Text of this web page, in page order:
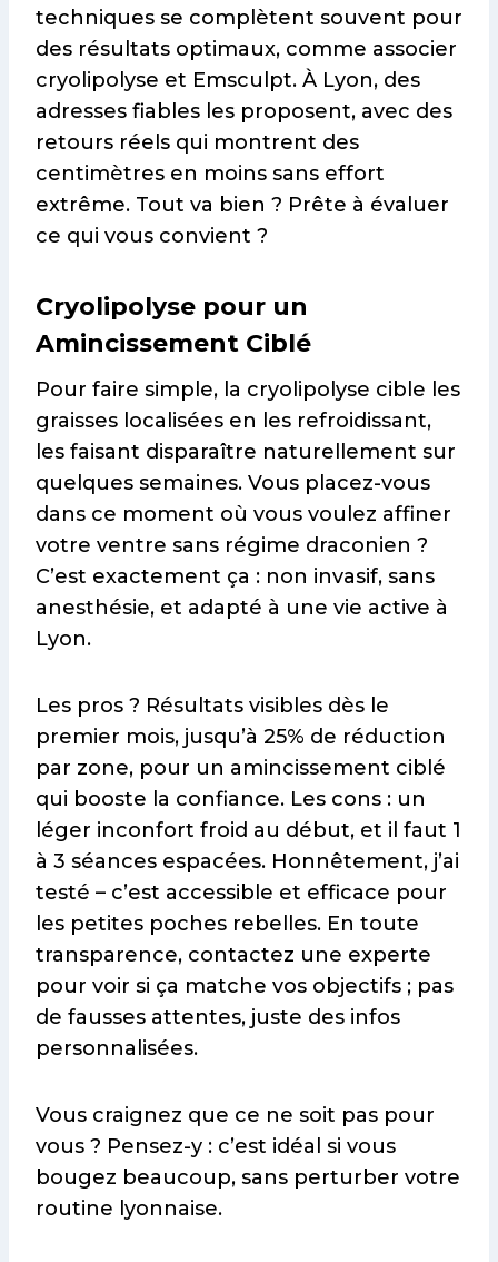
techniques se complètent souvent pour
des résultats optimaux, comme associer
cryolipolyse et Emsculpt. À Lyon, des
adresses fiables les proposent, avec des
retours réels qui montrent des
centimètres en moins sans effort
extrême. Tout va bien ? Prête à évaluer
ce qui vous convient ?
Cryolipolyse pour un
Amincissement Ciblé
Pour faire simple, la cryolipolyse cible les
graisses localisées en les refroidissant,
les faisant disparaître naturellement sur
quelques semaines. Vous placez-vous
dans ce moment où vous voulez affiner
votre ventre sans régime draconien ?
C’est exactement ça : non invasif, sans
anesthésie, et adapté à une vie active à
Lyon.
Les pros ? Résultats visibles dès le
premier mois, jusqu’à 25% de réduction
par zone, pour un amincissement ciblé
qui booste la confiance. Les cons : un
léger inconfort froid au début, et il faut 1
à 3 séances espacées. Honnêtement, j’ai
testé – c’est accessible et efficace pour
les petites poches rebelles. En toute
transparence, contactez une experte
pour voir si ça matche vos objectifs ; pas
de fausses attentes, juste des infos
personnalisées.
Vous craignez que ce ne soit pas pour
vous ? Pensez-y : c’est idéal si vous
bougez beaucoup, sans perturber votre
routine lyonnaise.